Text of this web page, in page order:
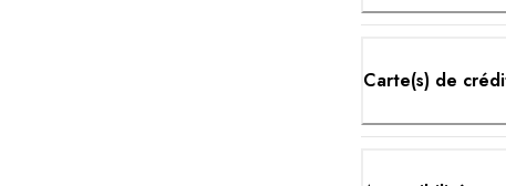
Carte(s) de